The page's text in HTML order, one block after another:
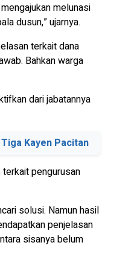
melunasi
dusun,” ujarnya.
terkait dana
Bahkan warga
dari jabatannya
Kayen Pacitan
terkait pengurusan
solusi. Namun hasil
penjelasan
sisanya belum